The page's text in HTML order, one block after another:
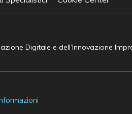
Digitale e dell’Innovazione